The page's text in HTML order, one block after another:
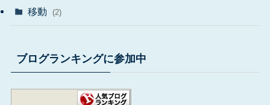
移動 (2)
ブログランキングに参加中